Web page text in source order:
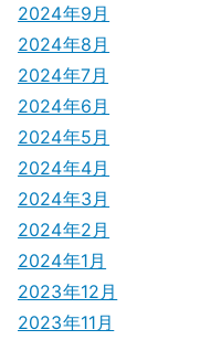
2024年9月
2024年8月
2024年7月
2024年6月
2024年5月
2024年4月
2024年3月
2024年2月
2024年1月
2023年12月
2023年11月